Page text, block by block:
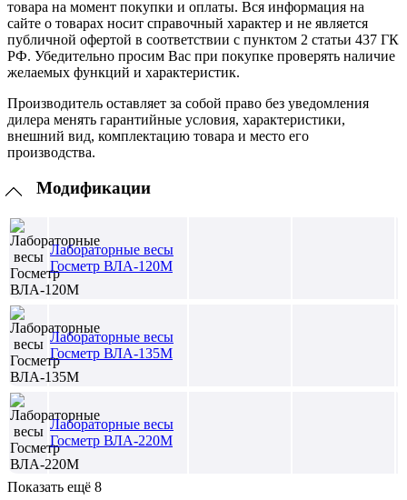
товара на момент покупки и оплаты. Вся информация на
сайте о товарах носит справочный характер и не является
публичной офертой в соответствии с пунктом 2 статьи 437 ГК
РФ. Убедительно просим Вас при покупке проверять наличие
желаемых функций и характеристик.
Производитель оставляет за собой право без уведомления
дилера менять гарантийные условия, характеристики,
внешний вид, комплектацию товара и место его
производства.
Модификации
Лабораторные весы
Госметр ВЛА-120М
Лабораторные весы
Госметр ВЛА-135М
Лабораторные весы
Госметр ВЛА-220М
Показать ещё 8